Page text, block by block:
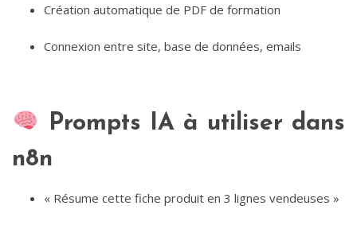
Création automatique de PDF de formation
Connexion entre site, base de données, emails
Prompts IA à utiliser dans
n8n
« Résume cette fiche produit en 3 lignes vendeuses »